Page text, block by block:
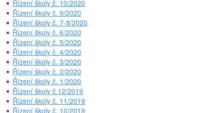
Řízení školy č. 10/2020
Řízení školy č. 9/2020
Řízení školy č. 7-8/2020
Řízení školy č. 6/2020
Řízení školy č. 5/2020
Řízení školy č. 4/2020
Řízení školy č. 3/2020
Řízení školy č. 2/2020
Řízení školy č. 1/2020
Řízení školy č.12/2019
Řízení školy č. 11/2019
Řízení školy č. 10/2019